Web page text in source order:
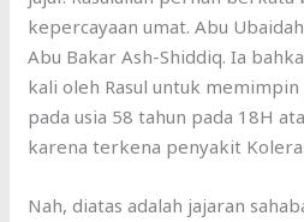
kepercayaan umat. Abu
Abu Bakar Ash-Shiddiq. Ia
kali oleh Rasul untuk
pada usia 58 tahun pada 18H
karena terkena penyakit Kolera.
Nah, diatas adalah jajaran